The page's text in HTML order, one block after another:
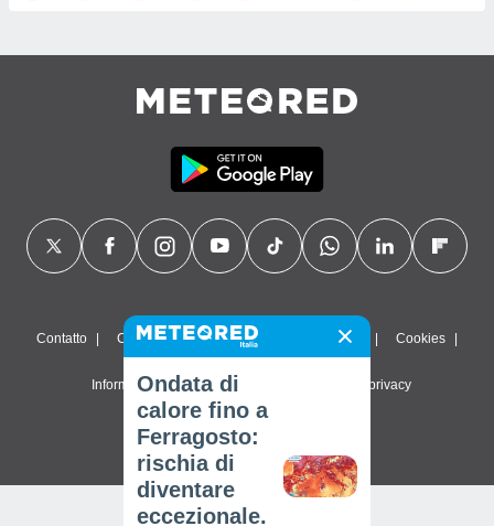
Contatto Chi siamo FAQ Termini di utilizzo Cookies
Informativa sulla privacy Impostazioni sulla privacy
© 2026 Meteored. Tutti i diritti riservati
Ondata di
calore fino a
Ferragosto:
rischia di
diventare
eccezionale.